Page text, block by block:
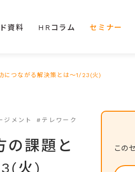
資料 HRコラム セミナー
につながる解決策とは～1/23(火)
ジメント #テレワーク
の課題と
火)
この